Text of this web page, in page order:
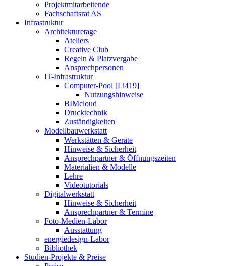
Projektmitarbeitende
Fachschaftsrat AS
Infrastruktur
Architekturetage
Ateliers
Creative Club
Regeln & Platzvergabe
Ansprechpersonen
IT-Infrastruktur
Computer-Pool [Li419]
Nutzungshinweise
BIMcloud
Drucktechnik
Zuständigkeiten
Modellbauwerkstatt
Werkstätten & Geräte
Hinweise & Sicherheit
Ansprechpartner & Öffnungszeiten
Materialien & Modelle
Lehre
Videotutorials
Digitalwerkstatt
Hinweise & Sicherheit
Ansprechpartner & Termine
Foto-Medien-Labor
Ausstattung
energiedesign-Labor
Bibliothek
Studien-Projekte & Preise